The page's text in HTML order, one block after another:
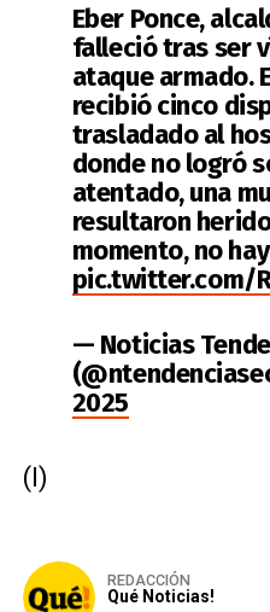
Eber Ponce,
falleció tras ser
ataque armado.
recibió cinco
trasladado al
donde no logró
atentado, una
resultaron
momento, no
pic.twitter.com/
— Noticias
2025
(I)
REDACCIÓN
Qué Noticias!